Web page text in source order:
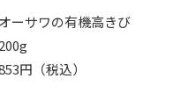
オーサワの有機高きび
200g
円（税込）